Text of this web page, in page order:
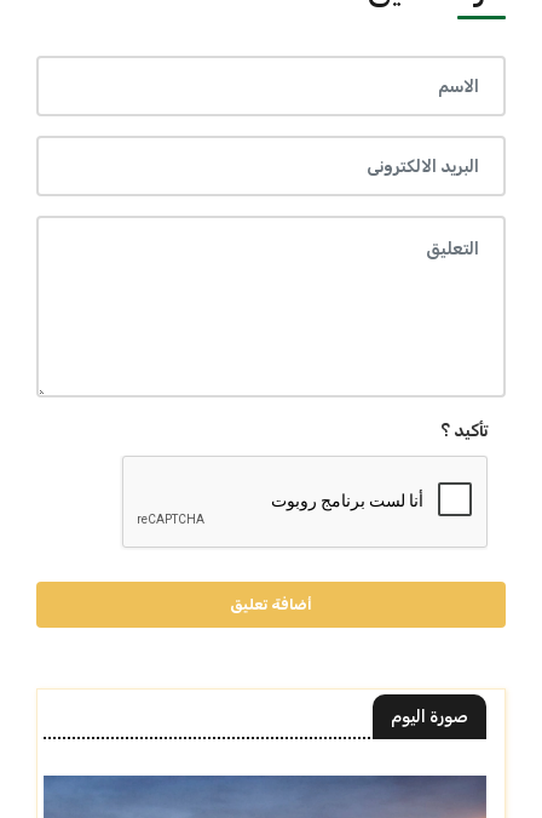
تأكيد ؟
أضافة تعليق
صورة اليوم